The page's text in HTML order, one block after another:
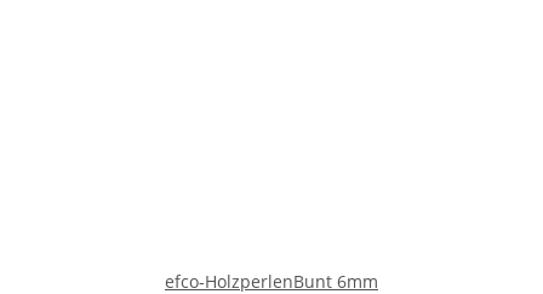
efco-HolzperlenBunt 6mm